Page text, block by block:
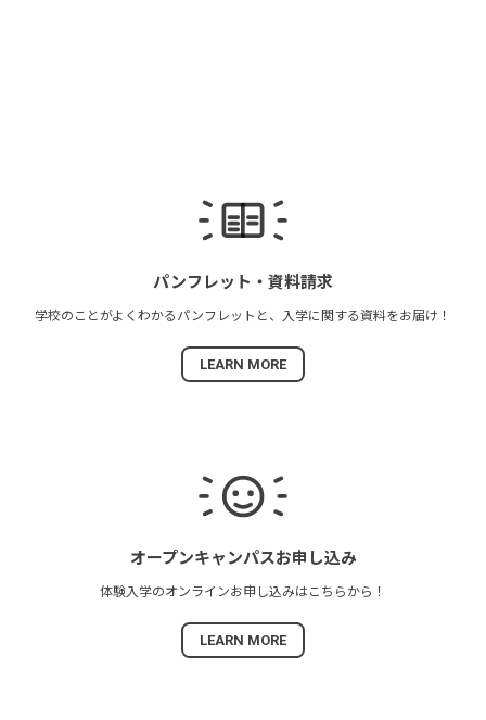
パンフレット・ 資料請求
学校のことがよくわかる パンフレットと、 入学に関する資料をお届け！
LEARN MORE
オープンキャンパスお申し込み
体験入学のオンラインお申し込みは こちらから！
LEARN MORE